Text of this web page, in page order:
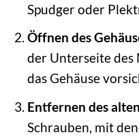
Spudger oder
Öffnen des
der Unterseite des
das Gehäuse
Entfernen des
Schrauben, mit